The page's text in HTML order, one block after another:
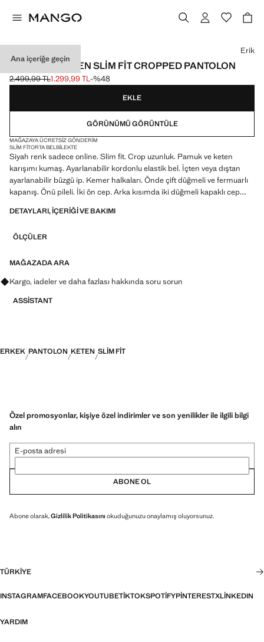
Ana içeriğe geçin
PAMUKLU KETEN SLIM FIT CROPPED PANTOLON
Üstü çizili ilk fiyat [2.499,99 TL ]
2.499,99 TL
Güncel fiyat [1.299,99 TL ]
1.299,99 TL-%48
Bir renk seçin
Erik
EKLE
GÖRÜNÜMÜ GÖRÜNTÜLE
MAĞAZAYA ÜCRETSIZ GÖNDERIM
SLIM FITORTA BELBILEKTE
Siyah renk sadece online. Slim fit. Crop uzunluk. Pamuk ve keten
karışımı kumaş. Ayarlanabilir kordonlu elastik bel. İçten veya dıştan
ayarlanabilir büzgü ip. Kemer halkaları. Önde çift düğmeli ve fermuarlı
kapanış. Önü pileli. İki ön cep. Arka kısımda iki düğmeli kapaklı cep.
DETAYLARI, IÇERIĞI VE BAKIMI
ÖLÇÜLER
MAĞAZADA ARA
Kargo, iadeler ve daha fazlası hakkında soru sorun
ASSISTANT
ERKEK PANTOLON KETEN SLIM FIT
Özel promosyonlar, kişiye özel indirimler ve son yenilikler ile ilgili bilgi
alın
E-posta adresi
ABONE OL
Abone olarak,Gizlilik Politikasını okuduğunuzu onaylamış oluyorsunuz.
TÜRKIYE
INSTAGRAMFACEBOOKYOUTUBETIKTOKSPOTIFYPINTERESTXLINKEDIN
YARDIM